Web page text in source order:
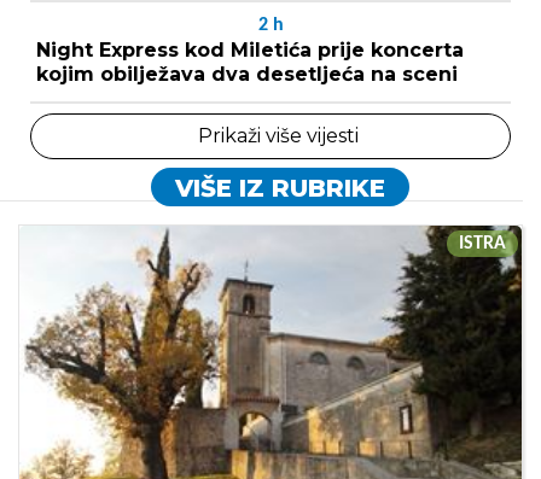
2 h
Night Express kod Miletića prije koncerta
kojim obilježava dva desetljeća na sceni
Prikaži više vijesti
VIŠE IZ RUBRIKE
ISTRA